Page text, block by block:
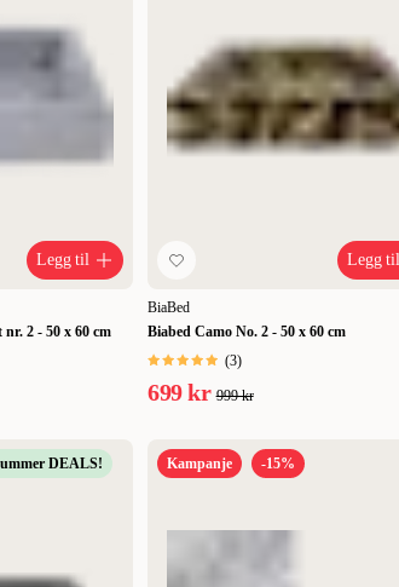
Legg til
2 - 50 x 60 cm
Legg til
BiaBed
Biabed Camo No. 2 - 50 x 60 cm
(3)
699 kr 999 kr
DEALS! Kampanje -15%